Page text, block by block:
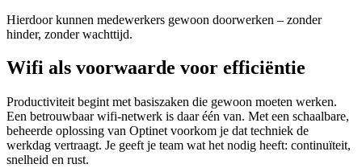
Hierdoor kunnen medewerkers gewoon doorwerken – zonder
hinder, zonder wachttijd.
Wifi als voorwaarde voor efficiëntie
Productiviteit begint met basiszaken die gewoon moeten werken.
Een betrouwbaar wifi-netwerk is daar één van. Met een schaalbare,
beheerde oplossing van Optinet voorkom je dat techniek de
werkdag vertraagt. Je geeft je team wat het nodig heeft: continuïteit,
snelheid en rust.